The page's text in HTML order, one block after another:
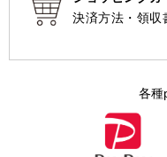
決済方法・領収
各種